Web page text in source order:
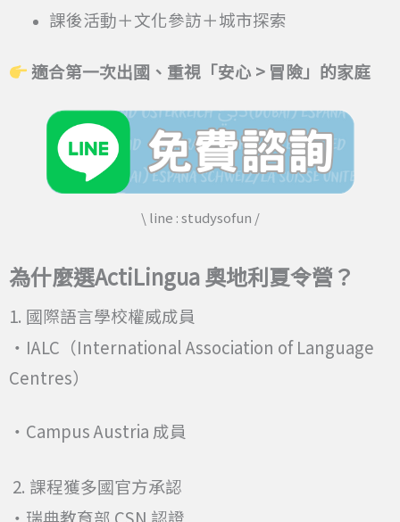
課後活動＋文化參訪＋城市探索
適合第一次出國、重視「安心 > 冒險」的家庭
\ line : studysofun /
為什麼選ActiLingua 奧地利夏令營？
1. 國際語言學校權威成員
・IALC（International Association of Language
Centres）
・Campus Austria 成員
2. 課程獲多國官方承認
・瑞典教育部 CSN 認證